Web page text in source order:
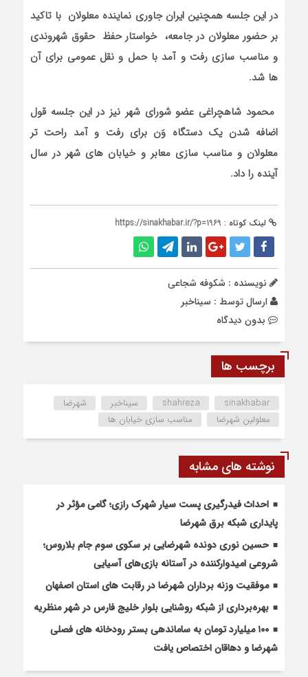
در این جلسه همچنینایران جاوری نماینده معلولان با تاکید
بر حضور معلولان در جامعه، خواستار حفظ حقوق شهروندی
و مناسب سازی رفت و آمد با حمل و نقل عمومی برای آن
ها شد.
محمود شاهچراغی عضو شورای شهر نیز در این جلسه قول
اضافه شدن یک دستگاه وَن برای رفت و آمد راحت تر
معلولان و مناسب سازی معابر و خیابان های شهر در سال
آینده را داد.
لینک کوتاه : https://sinakhabar.ir/?p=1969
نویسنده : شکوفه شجاعی
ارسال توسط : سیناخبر
بدون دیدگاه
برچسب ها
shahreza sinakhabar سیناخبر
شهرضا
معلولین شهرضا
مناسب سازی خیابان ها
نوشته های مشابه
احداث فیدرگیری پست سیار شهرک رازی؛ گامی مؤثر در
پایداری شبکه برق شهرضا
حسین نوری دونده شهرضایی بر سکوی سوم جام بلاروس؛
شروعی امیدوارکننده در آستانه بازی‌های آسیایی
موفقیت وزنه برداران شهرضا در رقابت های استان اصفهان
بهره‌برداری از شبکه روشنایی بلوار خلیج فارس در شهر منظریه
۱۰۰ میلیارد تومان به ساماندهی بستر رودخانه های فصلی
شهرضا و دهاقان اختصاص یافت